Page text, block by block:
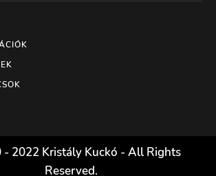
2022 Kristály Kuckó - All Rights
Reserved.